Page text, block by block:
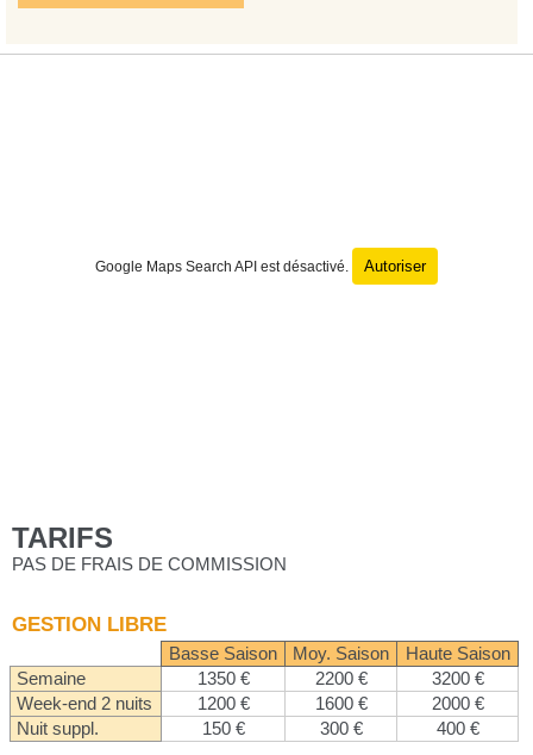
Google Maps Search API est désactivé. Autoriser
TARIFS
PAS DE FRAIS DE COMMISSION
GESTION LIBRE
Basse Saison Moy. Saison
Haute Saison
Semaine
1350 € 2200 €
3200 €
Week-end 2 nuits
1200 € 1600 €
2000 €
Nuit suppl.
150 € 300 € 400 €